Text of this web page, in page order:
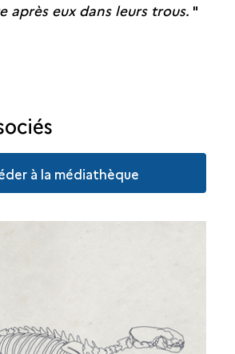
après eux dans leurs trous. "
à la médiathèque